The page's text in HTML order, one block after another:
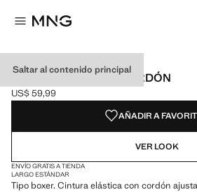
Saltar al contenido principal
BAÑADOR BÁSICO CORDÓN
Precio actual [US$ 59,99 ]
US$ 59,99
Selecciona un color
AÑADIR A
VER LOOK
ENVÍO GRATIS A TIENDA
LARGO ESTÁNDAR
Tipo boxer. Cintura elástica con cordón